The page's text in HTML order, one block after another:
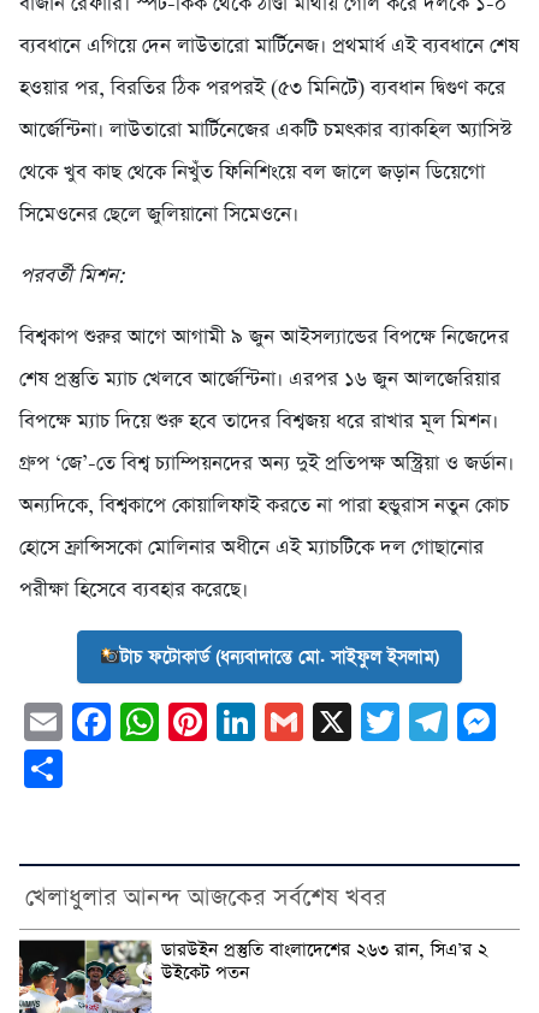
ব্যবধানে এগিয়ে দেন লাউতারো মার্টিনেজ। প্রথমার্ধ এই ব্যবধানে শেষ
হওয়ার পর, বিরতির ঠিক পরপরই (৫৩ মিনিটে) ব্যবধান দ্বিগুণ করে
আর্জেন্টিনা। লাউতারো মার্টিনেজের একটি চমৎকার ব্যাকহিল অ্যাসিস্ট
থেকে খুব কাছ থেকে নিখুঁত ফিনিশিংয়ে বল জালে জড়ান ডিয়েগো
সিমেওনের ছেলে জুলিয়ানো সিমেওনে।
পরবর্তী মিশন:
বিশ্বকাপ শুরুর আগে আগামী ৯ জুন আইসল্যান্ডের বিপক্ষে নিজেদের
শেষ প্রস্তুতি ম্যাচ খেলবে আর্জেন্টিনা। এরপর ১৬ জুন আলজেরিয়ার
বিপক্ষে ম্যাচ দিয়ে শুরু হবে তাদের বিশ্বজয় ধরে রাখার মূল মিশন।
গ্রুপ ‘জে’-তে বিশ্ব চ্যাম্পিয়নদের অন্য দুই প্রতিপক্ষ অস্ট্রিয়া ও জর্ডান।
অন্যদিকে, বিশ্বকাপে কোয়ালিফাই করতে না পারা হন্ডুরাস নতুন কোচ
হোসে ফ্রান্সিসকো মোলিনার অধীনে এই ম্যাচটিকে দল গোছানোর
পরীক্ষা হিসেবে ব্যবহার করেছে।
টাচ ফটোকার্ড (ধন্যবাদান্তে মো. সাইফুল ইসলাম)
EmailFacebook
WhatsApp
Pinterest
LinkedIn
Gmail
X Twitter
খেলাধুলার আনন্দ আজকের সর্বশেষ খবর
ডারউইন প্রস্তুতি বাংলাদেশের ২৬৩ রান, সিএ’র ২
উইকেট পতন